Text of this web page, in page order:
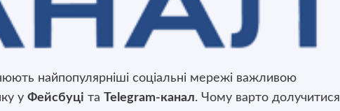
найпопулярніші соціальні мережі важливою
у Фейсбуці та Telegram-канал. Чому варто долучитися